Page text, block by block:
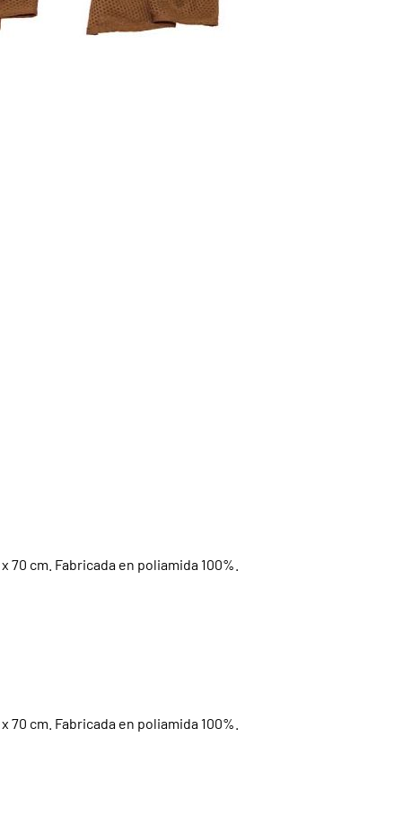
cm. Fabricada en poliamida 100%.
cm. Fabricada en poliamida 100%.